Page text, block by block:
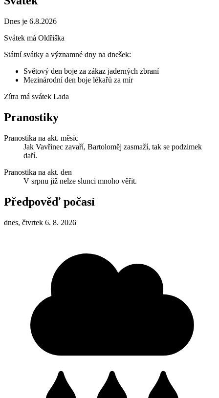
Dnes je 6.8.2026
Svátek má Oldřiška
Státní svátky a významné dny na dnešek:
Světový den boje za zákaz jaderných zbraní
Mezinárodní den boje lékařů za mír
Zítra má svátek Lada
Pranostiky
Pranostika na akt. měsíc
Jak Vavřinec zavaří, Bartoloměj zasmaží, tak se podzimek
daří.
Pranostika na akt. den
V srpnu již nelze slunci mnoho věřit.
Předpověď počasí
dnes, čtvrtek 6. 8. 2026